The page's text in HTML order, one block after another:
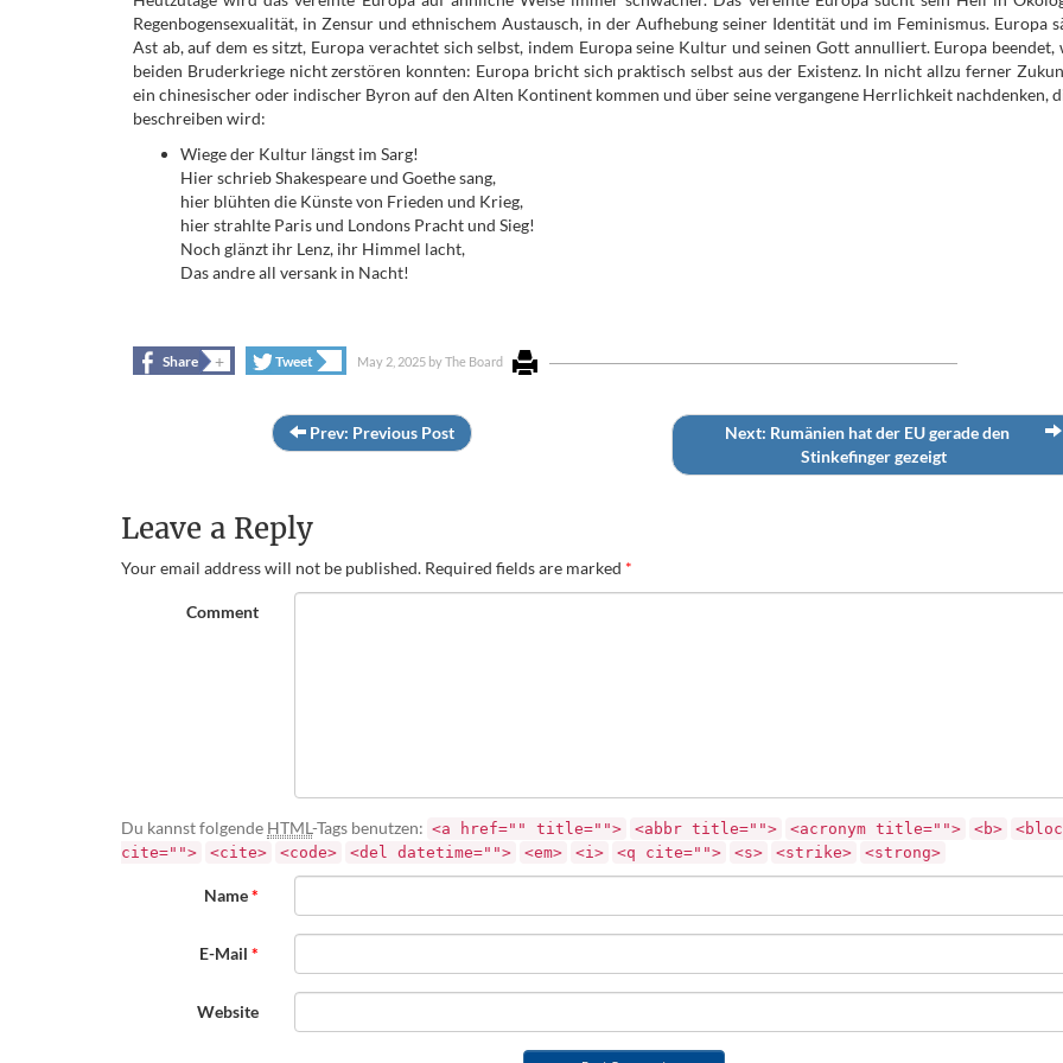
Regenbogensexualität, in Zensur und ethnischem Austausch, in der Aufhebung seiner Identität und im Feminismus. Europa
Ast ab, auf dem es sitzt, Europa verachtet sich selbst, indem Europa seine Kultur und seinen Gott annulliert. Europa beendet,
beiden Bruderkriege nicht zerstören konnten: Europa bricht sich praktisch selbst aus der Existenz. In nicht allzu ferner
ein chinesischer oder indischer Byron auf den Alten Kontinent kommen und über seine vergangene Herrlichkeit nachdenken,
beschreiben wird:
Wiege der Kultur längst im Sarg!
Hier schrieb Shakespeare und Goethe sang,
hier blühten die Künste von Frieden und Krieg,
hier strahlte Paris und Londons Pracht und Sieg!
Noch glänzt ihr Lenz, ihr Himmel lacht,
Das andre all versank in Nacht!
Share + Tweet May 2, 2025 byThe Board
Prev: Previous Post
Next: Rumänien hat der EU gerade den
Stinkefinger gezeigt
Leave a Reply
Your email address will not be published. Required fields are marked *
Comment
Du kannst folgende HTML-Tags benutzen: <a href="" title=""> <abbr title=""> <acronym title=""> <b>
cite="">
<cite> <code> <del datetime=""> <em> <i> <q cite=""> <s> <strike> <strong>
Name*
E-Mail*
Website